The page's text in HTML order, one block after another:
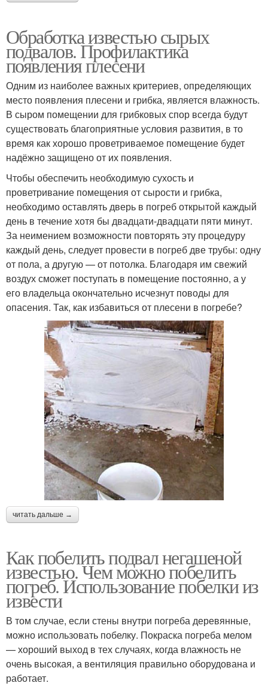
Обработка известью сырых
подвалов. Профилактика
появления плесени
Одним из наиболее важных критериев, определяющих
место появления плесени и грибка, является влажность.
В сыром помещении для грибковых спор всегда будут
существовать благоприятные условия развития, в то
время как хорошо проветриваемое помещение будет
надёжно защищено от их появления.
Чтобы обеспечить необходимую сухость и
проветривание помещения от сырости и грибка,
необходимо оставлять дверь в погреб открытой каждый
день в течение хотя бы двадцати-двадцати пяти минут.
За неимением возможности повторять эту процедуру
каждый день, следует провести в погреб две трубы: одну
от пола, а другую — от потолка. Благодаря им свежий
воздух сможет поступать в помещение постоянно, а у
его владельца окончательно исчезнут поводы для
опасения. Так, как избавиться от плесени в погребе?
читать дальше →
Как побелить подвал негашеной
известью. Чем можно побелить
погреб. Использование побелки из
извести
В том случае, если стены внутри погреба деревянные,
можно использовать побелку. Покраска погреба мелом
— хороший выход в тех случаях, когда влажность не
очень высокая, а вентиляция правильно оборудована и
работает.